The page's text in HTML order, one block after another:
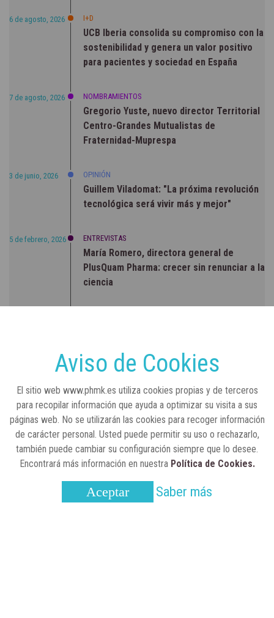
6 de agosto, 2026 I+D
UCB Iberia consolida su compromiso con la
sostenibilidad y genera un valor positivo
para pacientes y sociedad en España
7 de agosto, 2026 NOMBRAMIENTOS
Gregorio Yuste, nuevo director Territorial
Centro-Grandes Mutualistas de
Fraternidad-Muprespa
3 de junio, 2026 OPINIÓN
Guillem Viladomat: "La próxima revolución
tecnológica será vivir más y mejor"
5 de febrero, 2026 ENTREVISTAS
María Romero, directora general de
PlusQuam Pharma: crecer sin renunciar a la
ciencia
Lilly impulsa "Razones de Peso" para
visibilizar la obesidad
25 de marzo, 2023 ENTRE BASTIDORES
Real Academia Nacional de Farmacia: un
la sociedad actual
Aviso de Cookies
El sitio web www.phmk.es utiliza cookies propias y de terceros
para recopilar información que ayuda a optimizar su visita a sus
páginas web. No se utilizarán las cookies para recoger información
de carácter personal. Usted puede permitir su uso o rechazarlo,
también puede cambiar su configuración siempre que lo desee.
Encontrará más información en nuestra Política de Cookies.
Aceptar Saber más